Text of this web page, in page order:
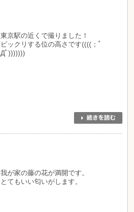
東京駅の近くで撮りました！
ビックリする位の高さです((((；ﾟ
Дﾟ)))))))
我が家の藤の花が満開です。
とてもいい匂いがします。